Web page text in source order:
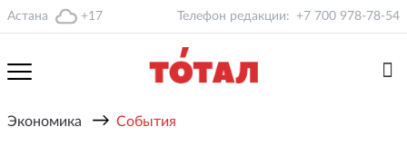
Астана +17 Телефон редакции: +7 700 978-78-54
Экономика → События